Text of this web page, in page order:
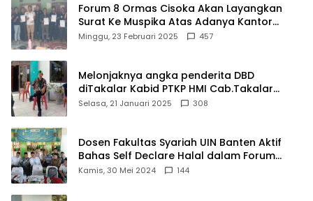
Forum 8 Ormas Cisoka Akan Layangkan
Surat Ke Muspika Atas Adanya Kantor
Matel di Cisoka
Minggu, 23 Februari 2025 457
Melonjaknya angka penderita DBD
diTakalar Kabid PTKP HMI Cab.Takalar
angkat bicara
Selasa, 21 Januari 2025 308
Dosen Fakultas Syariah UIN Banten Aktif
Bahas Self Declare Halal dalam Forum
Ijtima Ulama MUI
Kamis, 30 Mei 2024 144